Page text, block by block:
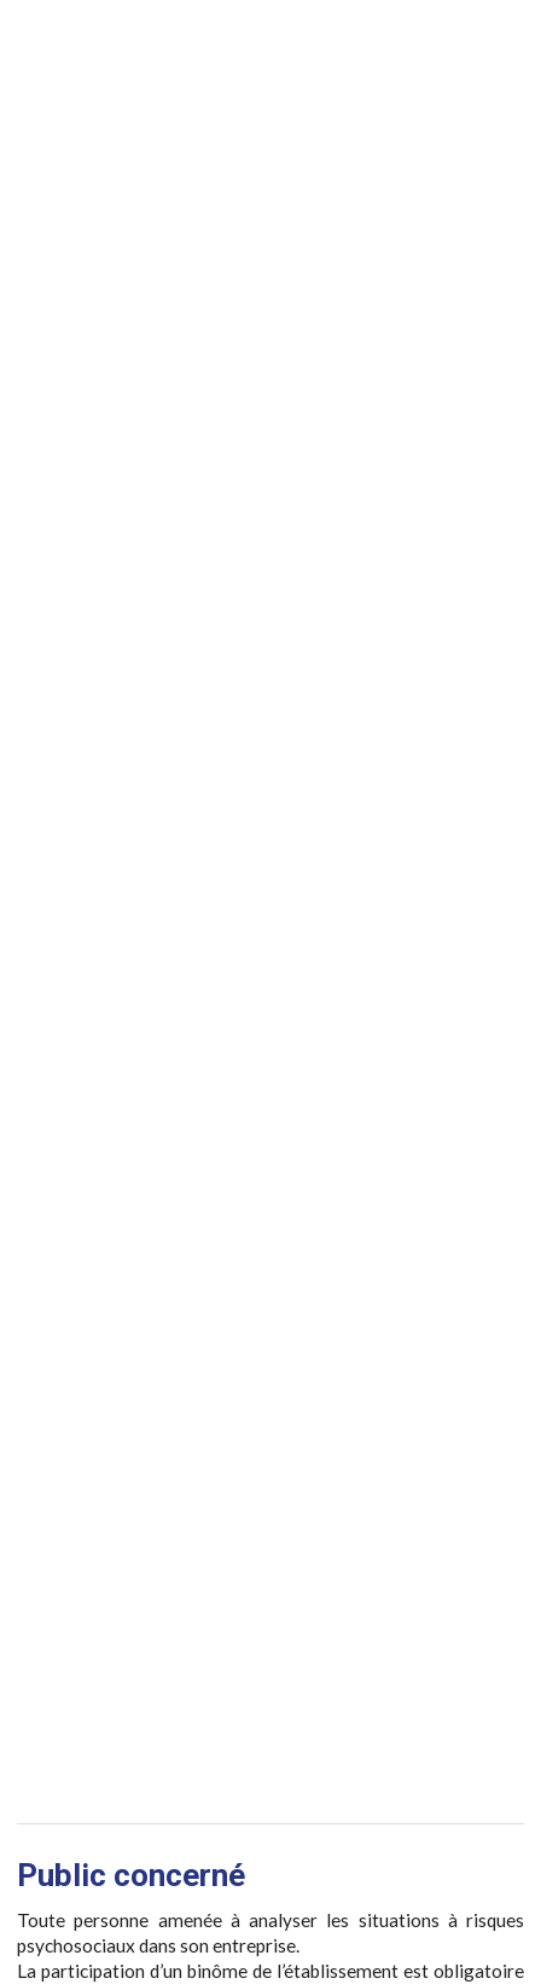
Public concerné
Toute personne amenée à analyser les situations à risques
psychosociaux dans son entreprise.
La participation d’un binôme de l’établissement est obligatoire